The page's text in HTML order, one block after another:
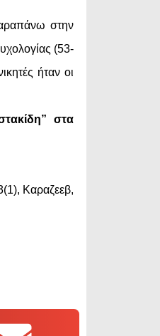
στην
(53-
ήταν οι
στα
Καραζεεβ,